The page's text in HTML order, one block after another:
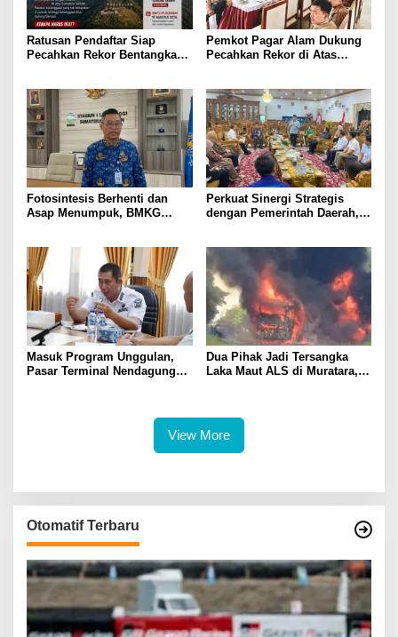
Ratusan Pendaftar Siap
Pecahkan Rekor Bentangkan
Pemkot Pagar Alam Dukung
Pecahkan Rekor di Atas
Fotosintesis Berhenti dan
Asap Menumpuk, BMKG
Perkuat Sinergi Strategis
dengan Pemerintah Daerah,
Kabupaten Lahat
Masuk Program Unggulan,
Pasar Terminal Nendagung
Dua Pihak Jadi Tersangka
Laka Maut ALS di Muratara,
View More
Otomatif Terbaru